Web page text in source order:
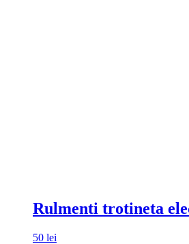
Rulmenti trotineta
50 lei